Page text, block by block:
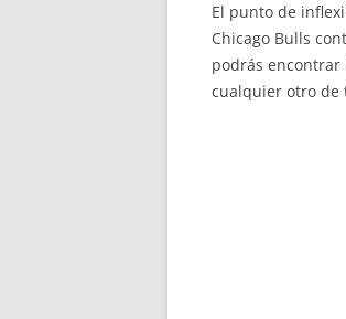
El punto de
Chicago Bulls
podrás encontrar
cualquier otro de